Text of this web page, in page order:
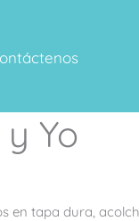
Yo
en tapa dura,